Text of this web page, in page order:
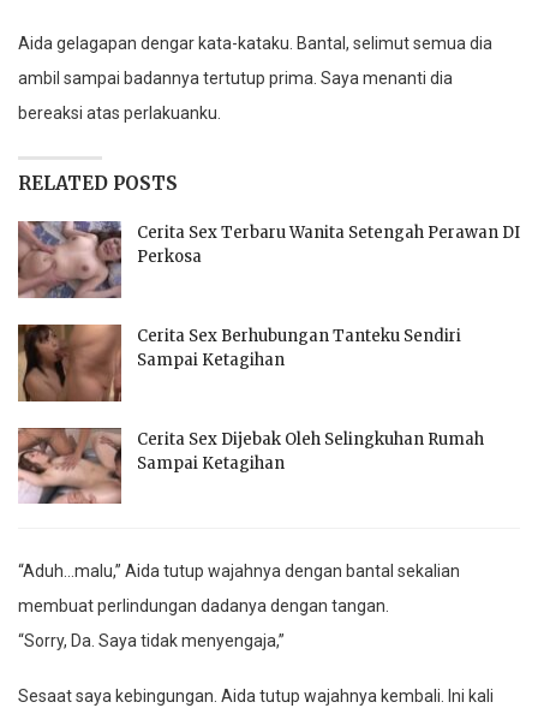
Aida gelagapan dengar kata-kataku. Bantal, selimut semua dia
ambil sampai badannya tertutup prima. Saya menanti dia
bereaksi atas perlakuanku.
RELATED POSTS
Cerita Sex Terbaru Wanita Setengah Perawan DI
Perkosa
Cerita Sex Berhubungan Tanteku Sendiri
Sampai Ketagihan
Cerita Sex Dijebak Oleh Selingkuhan Rumah
Sampai Ketagihan
“Aduh…malu,” Aida tutup wajahnya dengan bantal sekalian
membuat perlindungan dadanya dengan tangan.
“Sorry, Da. Saya tidak menyengaja,”
Sesaat saya kebingungan. Aida tutup wajahnya kembali. Ini kali